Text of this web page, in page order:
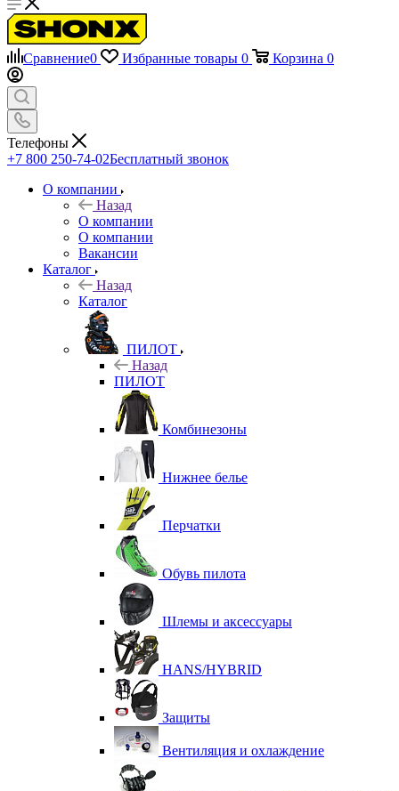
Сравнение0 Избранные товары 0 Корзина 0
Телефоны
+7 800 250-74-02Бесплатный звонок
О компании
Назад
О компании
О компании
Вакансии
Каталог
Назад
Каталог
ПИЛОТ
Назад
ПИЛОТ
Комбинезоны
Нижнее белье
Перчатки
Обувь пилота
Шлемы и аксессуары
HANS/HYBRID
Защиты
Вентиляция и охлаждение